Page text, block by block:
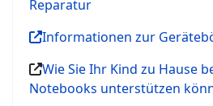
Reparatur
Informationen zur
Wie Sie Ihr Kind zu Hause
Notebooks unterstützen